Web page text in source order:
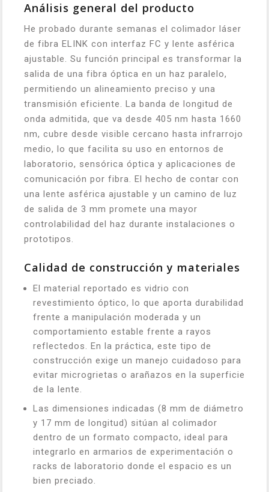
Análisis general del producto
He probado durante semanas el colimador láser
de fibra ELINK con interfaz FC y lente asférica
ajustable. Su función principal es transformar la
salida de una fibra óptica en un haz paralelo,
permitiendo un alineamiento preciso y una
transmisión eficiente. La banda de longitud de
onda admitida, que va desde 405 nm hasta 1660
nm, cubre desde visible cercano hasta infrarrojo
medio, lo que facilita su uso en entornos de
laboratorio, sensórica óptica y aplicaciones de
comunicación por fibra. El hecho de contar con
una lente asférica ajustable y un camino de luz
de salida de 3 mm promete una mayor
controlabilidad del haz durante instalaciones o
prototipos.
Calidad de construcción y materiales
El material reportado es vidrio con
revestimiento óptico, lo que aporta durabilidad
frente a manipulación moderada y un
comportamiento estable frente a rayos
reflectedos. En la práctica, este tipo de
construcción exige un manejo cuidadoso para
evitar microgrietas o arañazos en la superficie
de la lente.
Las dimensiones indicadas (8 mm de diámetro
y 17 mm de longitud) sitúan al colimador
dentro de un formato compacto, ideal para
integrarlo en armarios de experimentación o
racks de laboratorio donde el espacio es un
bien preciado.